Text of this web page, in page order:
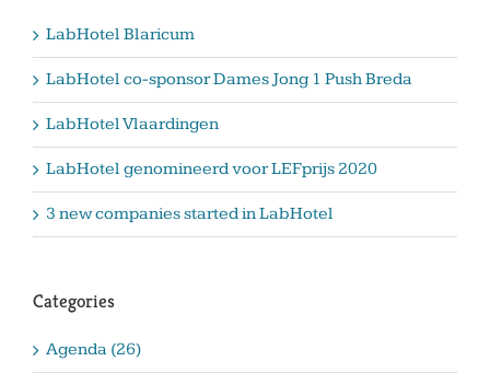
LabHotel Blaricum
LabHotel co-sponsor Dames Jong 1 Push Breda
LabHotel Vlaardingen
LabHotel genomineerd voor LEFprijs 2020
3 new companies started in LabHotel
Categories
Agenda (26)